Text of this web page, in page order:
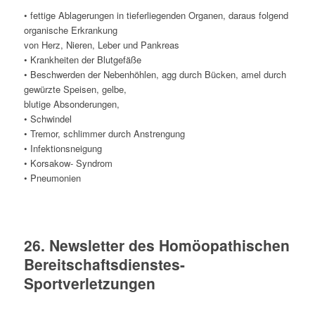
• fettige Ablagerungen in tieferliegenden Organen, daraus folgend
organische Erkrankung
von Herz, Nieren, Leber und Pankreas
• Krankheiten der Blutgefäße
• Beschwerden der Nebenhöhlen, agg durch Bücken, amel durch
gewürzte Speisen, gelbe,
blutige Absonderungen,
• Schwindel
• Tremor, schlimmer durch Anstrengung
• Infektionsneigung
• Korsakow- Syndrom
• Pneumonien
26. Newsletter des Homöopathischen
Bereitschaftsdienstes-
Sportverletzungen